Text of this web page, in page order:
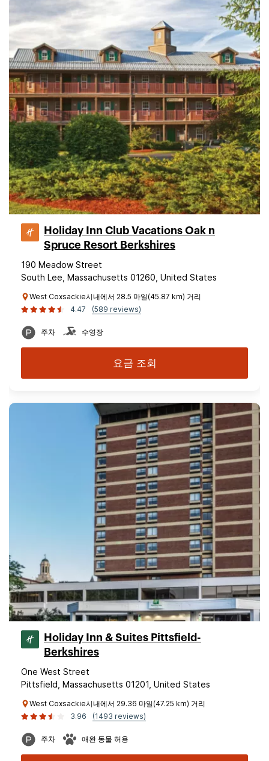
Holiday Inn Club Vacations Oak n
Spruce Resort Berkshires
190 Meadow Street
South Lee, Massachusetts 01260, United States
West Coxsackie시내에서 28.5 마일(45.87 km) 거리
4.47
(589 reviews)
주차 수영장
요금 조회
Holiday Inn & Suites Pittsfield-
Berkshires
One West Street
Pittsfield, Massachusetts 01201, United States
West Coxsackie시내에서 29.36 마일(47.25 km) 거리
3.96
(1493 reviews)
주차 애완 동물 허용